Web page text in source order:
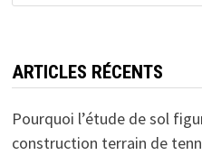
ARTICLES RÉCENTS
Pourquoi l’étude de sol
construction terrain de